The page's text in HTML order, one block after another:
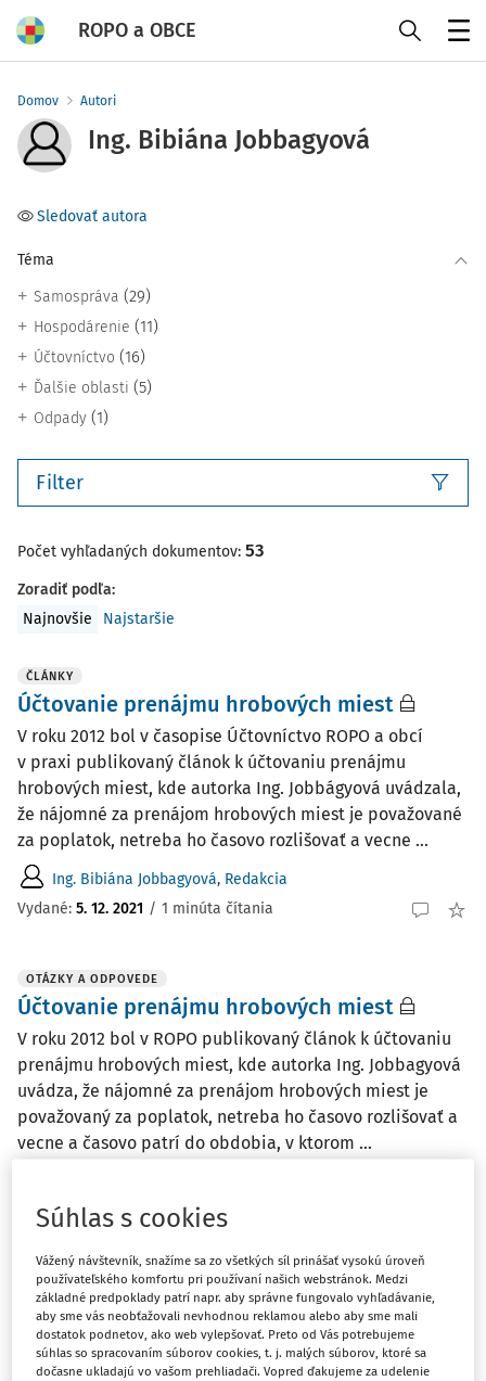
ROPO a OBCE
Domov Autori
Ing. Bibiána Jobbagyová
Sledovať autora
Téma
Samospráva (29)
Hospodárenie (11)
Účtovníctvo (16)
Ďalšie oblasti (5)
Odpady (1)
Filter
Počet vyhľadaných dokumentov: 53
Zoradiť podľa:
Najnovšie
Najstaršie
ČLÁNKY
Účtovanie prenájmu hrobových miest
V roku 2012 bol v časopise Účtovníctvo ROPO a obcí
v praxi publikovaný článok k účtovaniu prenájmu
hrobových miest, kde autorka Ing. Jobbágyová uvádzala,
že nájomné za prenájom hrobových miest je považované
za poplatok, netreba ho časovo rozlišovať a vecne ...
Ing. Bibiána Jobbagyová, Redakcia
Vydané: 5. 12. 2021 / 1 minúta čítania
OTÁZKY A ODPOVEDE
Účtovanie prenájmu hrobových miest
V roku 2012 bol v ROPO publikovaný článok k účtovaniu
prenájmu hrobových miest, kde autorka Ing. Jobbagyová
uvádza, že nájomné za prenájom hrobových miest je
považovaný za poplatok, netreba ho časovo rozlišovať a
vecne a časovo patrí do obdobia, v ktorom ...
Vydané:30. 9. 2021 / 1 minúta čítania
ČLÁNKY
Účtovanie dobrovoľnej zbierky pre občana
Obec v zmysle príslušných platných predpisov vyhlasuje
dobrovoľnú zbierku v obci, pre občana, ktorému zhorela
Súhlas s cookies
Vážený návštevník, snažíme sa zo všetkých síl prinášať vysokú úroveň
používateľského komfortu pri používaní našich webstránok. Medzi
základné predpoklady patrí napr. aby správne fungovalo vyhľadávanie,
aby sme vás neobťažovali nevhodnou reklamou alebo aby sme mali
dostatok podnetov, ako web vylepšovať. Preto od Vás potrebujeme
súhlas so spracovaním súborov cookies, t. j. malých súborov, ktoré sa
dočasne ukladajú vo vašom prehliadači. Vopred ďakujeme za udelenie